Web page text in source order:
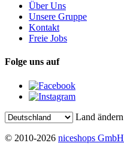
Über Uns
Unsere Gruppe
Kontakt
Freie Jobs
Folge uns auf
Land ändern
© 2010-2026 niceshops GmbH